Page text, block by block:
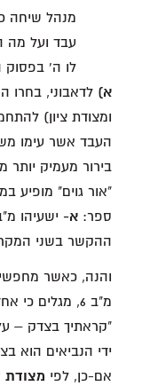
מנהל שיחה
עבד ועל מה
לו ה' בפסוק
א) לדאבוני, בחרו
ומצודת ציון)
העבד אשר עימו
בירור מעמיק יותר
"אור גוים" מופיע
ספר: א- ישעיהו מ"ב
ההקשר בשני
והנה, כאשר
מ"ב 6, מגלים
"קראתיך בצדק –
ידי הנביאים הוא
אם-כן, לפי מצודת